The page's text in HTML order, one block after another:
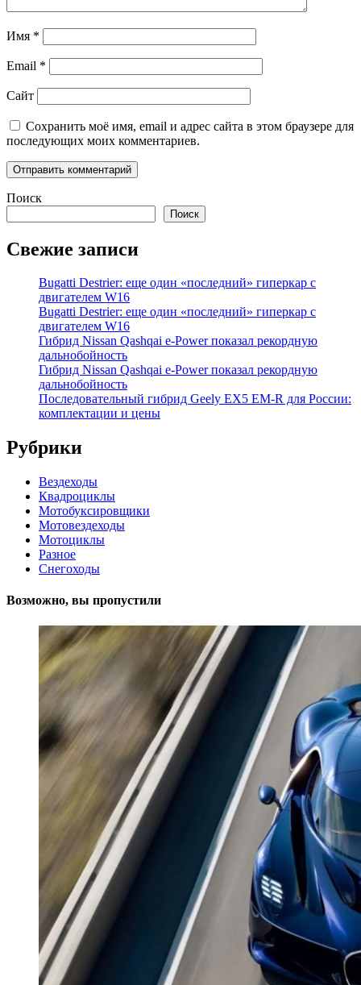
Имя *
Email *
Сайт
Сохранить моё имя, email и адрес сайта в этом браузере для
последующих моих комментариев.
Поиск
Поиск
Свежие записи
Bugatti Destrier: еще один «последний» гиперкар с
двигателем W16
Bugatti Destrier: еще один «последний» гиперкар с
двигателем W16
Гибрид Nissan Qashqai e-Power показал рекордную
дальнобойность
Гибрид Nissan Qashqai e-Power показал рекордную
дальнобойность
Последовательный гибрид Geely EX5 EM-R для России:
комплектации и цены
Рубрики
Вездеходы
Квадроциклы
Мотобуксировщики
Мотовездеходы
Мотоциклы
Разное
Снегоходы
Возможно, вы пропустили